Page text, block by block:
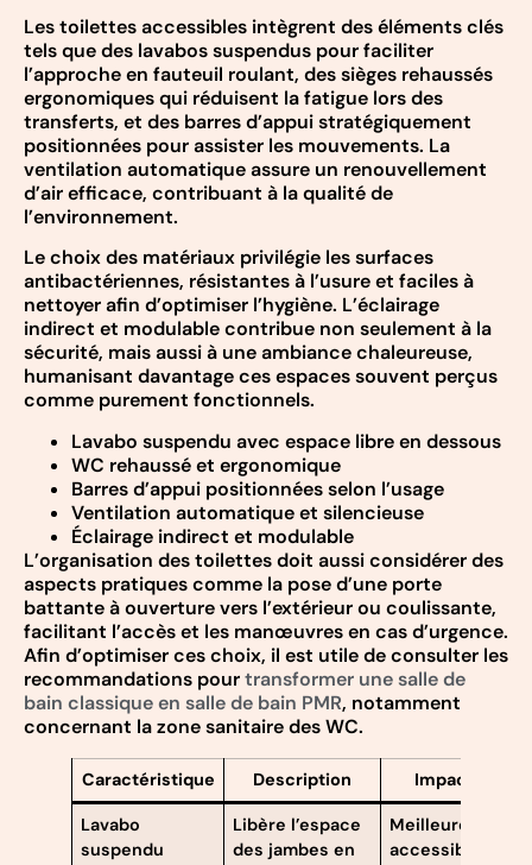
Les toilettes accessibles intègrent des éléments clés
tels que des lavabos suspendus pour faciliter
l’approche en fauteuil roulant, des sièges rehaussés
ergonomiques qui réduisent la fatigue lors des
transferts, et des barres d’appui stratégiquement
positionnées pour assister les mouvements. La
ventilation automatique assure un renouvellement
d’air efficace, contribuant à la qualité de
l’environnement.
Le choix des matériaux privilégie les surfaces
antibactériennes, résistantes à l’usure et faciles à
nettoyer afin d’optimiser l’hygiène. L’éclairage
indirect et modulable contribue non seulement à la
sécurité, mais aussi à une ambiance chaleureuse,
humanisant davantage ces espaces souvent perçus
comme purement fonctionnels.
Lavabo suspendu avec espace libre en dessous
WC rehaussé et ergonomique
Barres d’appui positionnées selon l’usage
Ventilation automatique et silencieuse
Éclairage indirect et modulable
L’organisation des toilettes doit aussi considérer des
aspects pratiques comme la pose d’une porte
battante à ouverture vers l’extérieur ou coulissante,
facilitant l’accès et les manœuvres en cas d’urgence.
Afin d’optimiser ces choix, il est utile de consulter les
recommandations pourtransformer une salle de
bain classique en salle de bain PMR, notamment
concernant la zone sanitaire des WC.
Caractéristique Description Impact
Lavabo
suspendu
Libère l’espace
des jambes en
Meilleure
accessibilité